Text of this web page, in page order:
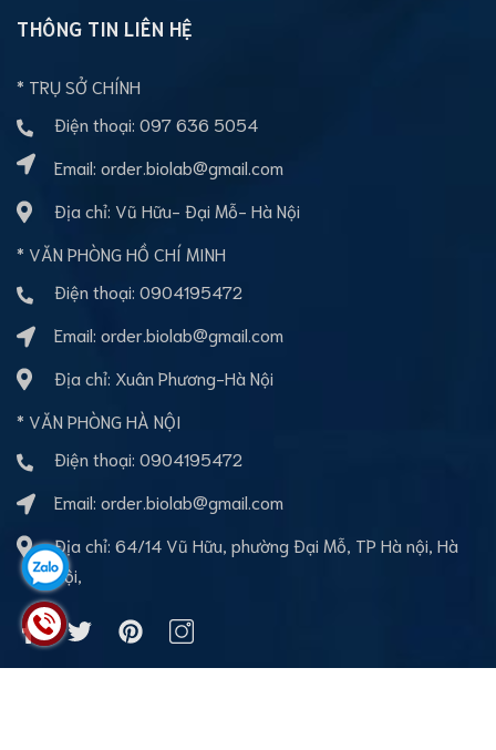
THÔNG TIN LIÊN HỆ
* TRỤ SỞ CHÍNH
Điện thoại: 097 636 5054
Email: order.biolab@gmail.com
Địa chỉ: Vũ Hữu- Đại Mỗ- Hà Nội
* VĂN PHÒNG HỒ CHÍ MINH
Điện thoại: 0904195472
Email: order.biolab@gmail.com
Địa chỉ: Xuân Phương-Hà Nội
* VĂN PHÒNG HÀ NỘI
Điện thoại: 0904195472
Email: order.biolab@gmail.com
Địa chỉ: 64/14 Vũ Hữu, phường Đại Mỗ, TP Hà nội, Hà
Nội,